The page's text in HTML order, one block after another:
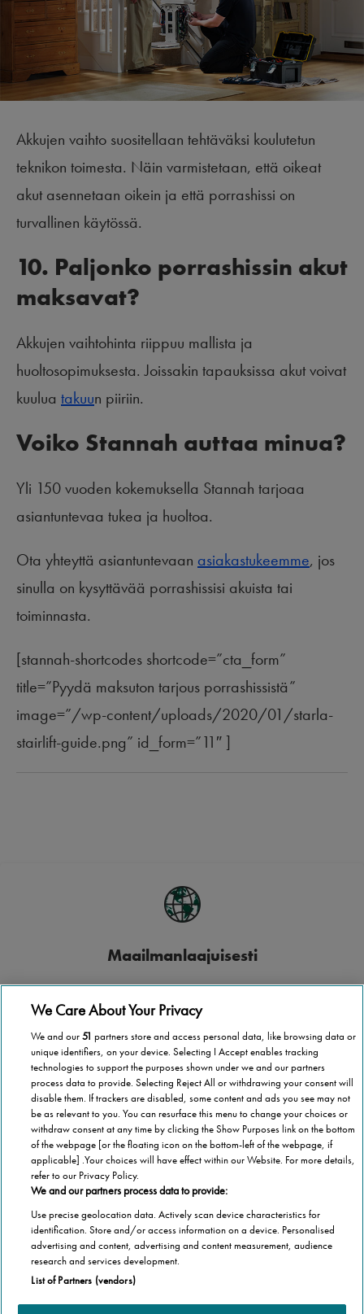
Akkujen vaihto suositellaan tehtäväksi koulutetun
teknikon toimesta. Näin varmistetaan, että oikeat
akut asennetaan oikein ja että porrashissi on
turvallinen käytössä.
10. Paljonko porrashissin akut
maksavat?
Akkujen vaihtohinta riippuu mallista ja
huoltosopimuksesta. Joissakin tapauksissa akut voivat
kuulua takuun piiriin.
Voiko Stannah auttaa minua?
Yli 150 vuoden kokemuksella Stannah tarjoaa
asiantuntevaa tukea ja huoltoa.
Ota yhteyttä asiantuntevaan asiakastukeemme, jos
sinulla on kysyttävää porrashissisi akuista tai
toiminnasta.
[stannah-shortcodes shortcode=”cta_form”
title=”Pyydä maksuton tarjous porrashissistä”
image=”/wp-content/uploads/2020/01/starla-
stairlift-guide.png” id_form=”11″ ]
Maailmanlaajuisesti
Stannah toimii yli 40 maassa.
Paikallisesti
Asuitpa missä tahansa Suomessa, Stannah tulee luoksesi.
1 000 000 porrashissiä
Stannah on asentanut yli 1 000 000 porrashissiä
We Care About Your Privacy
We and our51 partners store and access personal data, like browsing data or
unique identifiers, on your device. Selecting I Accept enables tracking
technologies to support the purposes shown under we and our partners
process data to provide. Selecting Reject All or withdrawing your consent will
disable them. If trackers are disabled, some content and ads you see may not
be as relevant to you. You can resurface this menu to change your choices or
withdraw consent at any time by clicking the Show Purposes link on the bottom
of the webpage [or the floating icon on the bottom-left of the webpage, if
applicable] .Your choices will have effect within our Website. For more details,
refer to our Privacy Policy.
We and our partners process data to provide:
Use precise geolocation data. Actively scan device characteristics for
identification. Store and/or access information on a device. Personalised
advertising and content, advertising and content measurement, audience
research and services development.
List of Partners (vendors)